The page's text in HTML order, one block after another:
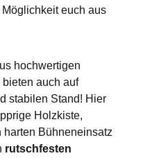
euch aus
hochwertigen
auch auf
stabilen Stand! Hier
Holzkiste,
Bühneneinsatz
rutschfesten